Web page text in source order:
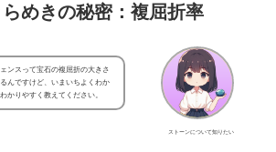
めきの秘密：複屈折率
ストーンについて知りたい
ンスって宝石の複屈折の大きさ
んですけど、いまいちよくわか
かりやすく教えてください。